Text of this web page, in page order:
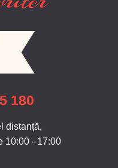
180
distanță,
10:00 - 17:00